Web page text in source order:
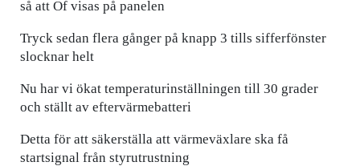
så att Of visas på panelen
Tryck sedan flera gånger på knapp 3 tills sifferfönster
slocknar helt
Nu har vi ökat temperaturinställningen till 30 grader
och ställt av eftervärmebatteri
Detta för att säkerställa att värmeväxlare ska få
startsignal från styrutrustning